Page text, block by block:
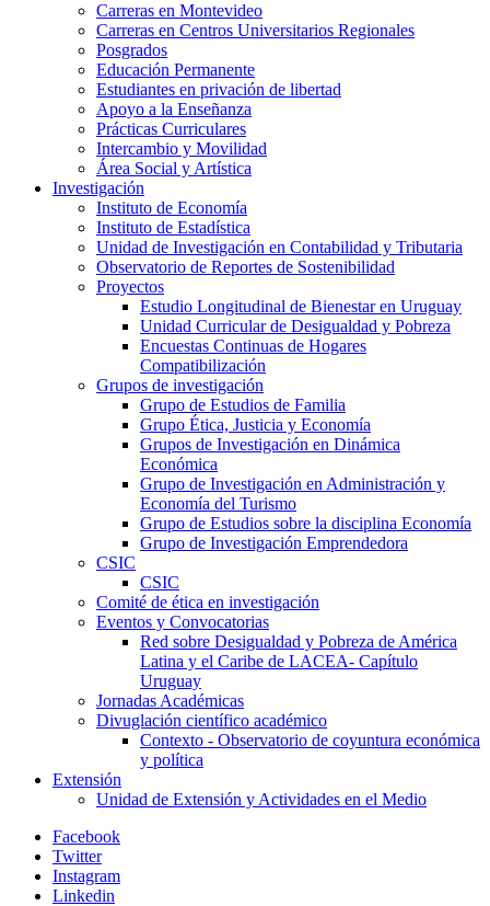
Carreras en Montevideo
Carreras en Centros Universitarios Regionales
Posgrados
Educación Permanente
Estudiantes en privación de libertad
Apoyo a la Enseñanza
Prácticas Curriculares
Intercambio y Movilidad
Área Social y Artística
Investigación
Instituto de Economía
Instituto de Estadística
Unidad de Investigación en Contabilidad y Tributaria
Observatorio de Reportes de Sostenibilidad
Proyectos
Estudio Longitudinal de Bienestar en Uruguay
Unidad Curricular de Desigualdad y Pobreza
Encuestas Continuas de Hogares
Compatibilización
Grupos de investigación
Grupo de Estudios de Familia
Grupo Ética, Justicia y Economía
Grupos de Investigación en Dinámica
Económica
Grupo de Investigación en Administración y
Economía del Turismo
Grupo de Estudios sobre la disciplina Economía
Grupo de Investigación Emprendedora
CSIC
CSIC
Comité de ética en investigación
Eventos y Convocatorias
Red sobre Desigualdad y Pobreza de América
Latina y el Caribe de LACEA- Capítulo
Uruguay
Jornadas Académicas
Divuglación científico académico
Contexto - Observatorio de coyuntura económica
y política
Extensión
Unidad de Extensión y Actividades en el Medio
Facebook
Twitter
Instagram
Linkedin